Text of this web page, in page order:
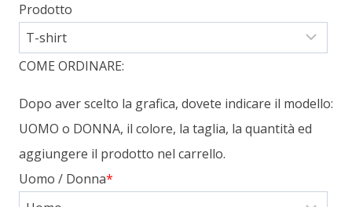
Prodotto
COME ORDINARE:
Dopo aver scelto la grafica, dovete indicare il modello:
UOMO o DONNA, il colore, la taglia, la quantità ed
aggiungere il prodotto nel carrello.
*
Uomo / Donna